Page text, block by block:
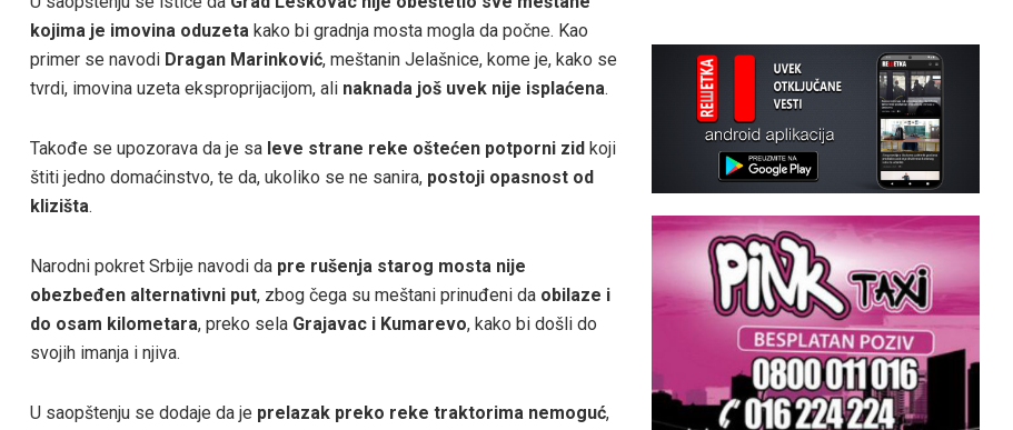
kojima je imovina oduzeta kako bi gradnja mosta mogla da počne. Kao
primer se navodi Dragan Marinković, meštanin Jelašnice, kome je, kako se
tvrdi, imovina uzeta eksproprijacijom, ali naknada još uvek nije isplaćena.
Takođe se upozorava da je sa leve strane reke oštećen potporni zid koji
štiti jedno domaćinstvo, te da, ukoliko se ne sanira, postoji opasnost od
klizišta.
Narodni pokret Srbije navodi da pre rušenja starog mosta nije
obezbeđen alternativni put, zbog čega su meštani prinuđeni da obilaze i
do osam kilometara, preko sela Grajavac i Kumarevo, kako bi došli do
svojih imanja i njiva.
U saopštenju se dodaje da je prelazak preko reke traktorima nemoguć,